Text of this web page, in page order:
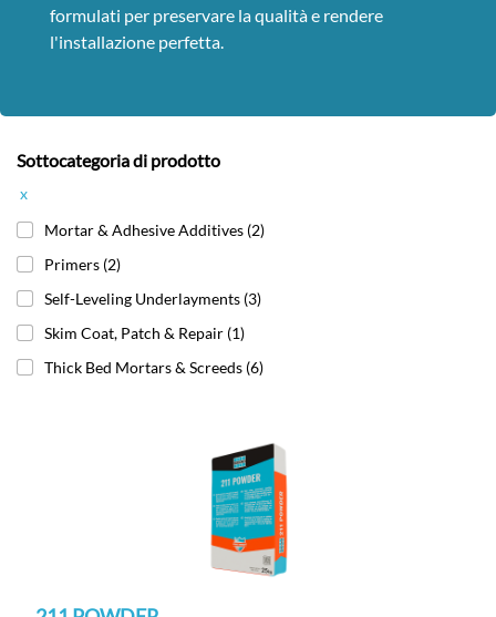
formulati per preservare la qualità e rendere
l'installazione perfetta.
Sottocategoria di prodotto
x
Mortar & Adhesive Additives (2)
Primers (2)
Self-Leveling Underlayments (3)
Skim Coat, Patch & Repair (1)
Thick Bed Mortars & Screeds (6)